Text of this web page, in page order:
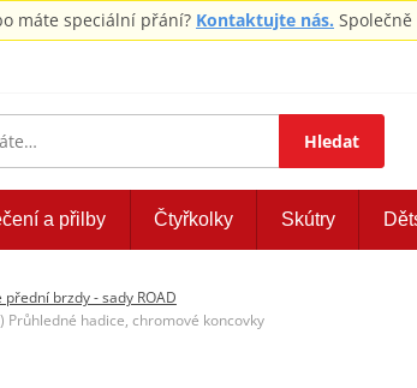
máte speciální přání? Kontaktujte nás.
Hledat
a přilby Čtyřkolky Skútry
přední brzdy - sady ROAD
Průhledné hadice, chromové koncovky